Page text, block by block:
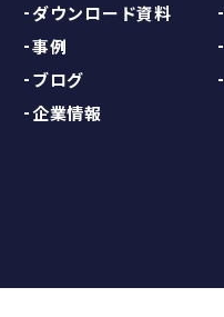
ダウンロード資料
事例
ブログ
企業情報